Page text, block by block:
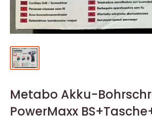
Metabo Akku-
PowerMaxx